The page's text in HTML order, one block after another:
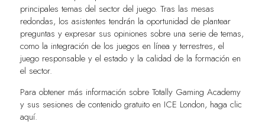
principales temas del sector del juego. Tras las mesas
redondas, los asistentes tendrán la oportunidad de plantear
preguntas y expresar sus opiniones sobre una serie de temas,
como la integración de los juegos en línea y terrestres, el
juego responsable y el estado y la calidad de la formación en
el sector.
Para obtener más información sobre Totally Gaming Academy
y sus sesiones de contenido gratuito en ICE London, haga clic
aquí.